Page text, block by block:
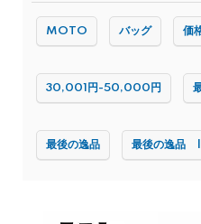
MOTO バッグ 価
30,001円-50,000円
最後の逸品 最後の逸品